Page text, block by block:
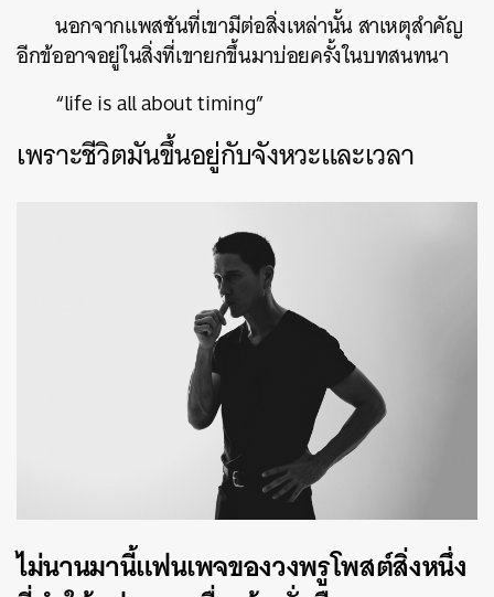
นอกจากแพสชันที่เขามีต่อสิ่งเหล่านั้น สาเหตุสำคัญ
อีกข้ออาจอยู่ในสิ่งที่เขายกขึ้นมาบ่อยครั้งในบทสนทนา
“life is all about timing”
เพราะชีวิตมันขึ้นอยู่กับจังหวะและเวลา
ไม่นานมานี้แฟนเพจของวงพรูโพสต์สิ่งหนึ่ง